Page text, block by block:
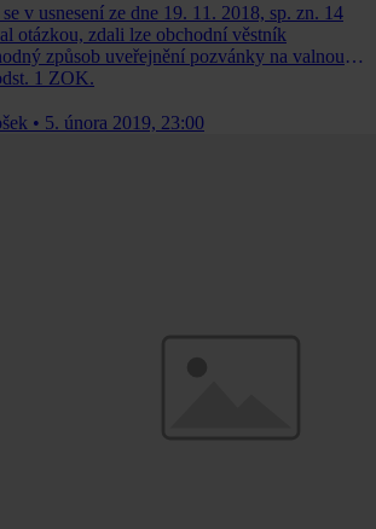
v usnesení ze dne 19. 11. 2018, sp. zn. 14
otázkou, zdali lze obchodní věstník
způsob uveřejnění pozvánky na valnou
1 ZOK.
• 5. února 2019, 23:00